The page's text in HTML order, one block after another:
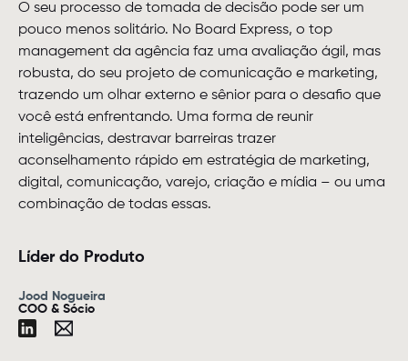
O seu processo de tomada de decisão pode ser um
pouco menos solitário. No Board Express, o top
management da agência faz uma avaliação ágil, mas
robusta, do seu projeto de comunicação e marketing,
trazendo um olhar externo e sênior para o desafio que
você está enfrentando. Uma forma de reunir
inteligências, destravar barreiras trazer
aconselhamento rápido em estratégia de marketing,
digital, comunicação, varejo, criação e mídia – ou uma
combinação de todas essas.
Líder do Produto
Jood Nogueira
COO & Sócio